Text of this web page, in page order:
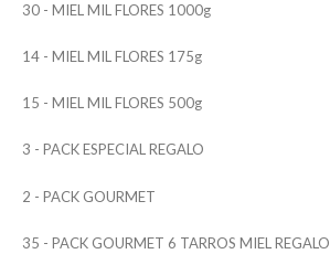
30 - MIEL MIL FLORES 1000g
14 - MIEL MIL FLORES 175g
15 - MIEL MIL FLORES 500g
3 - PACK ESPECIAL REGALO
2 - PACK GOURMET
35 - PACK GOURMET 6 TARROS MIEL REGALO